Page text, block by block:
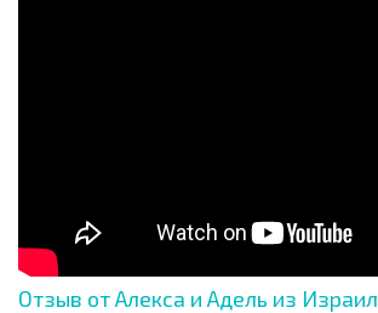
Отзыв от Алекса и Адель из